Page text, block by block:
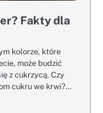
Fakty dla
kolorze, które
może budzić
z cukrzycą. Czy
cukru we krwi?…